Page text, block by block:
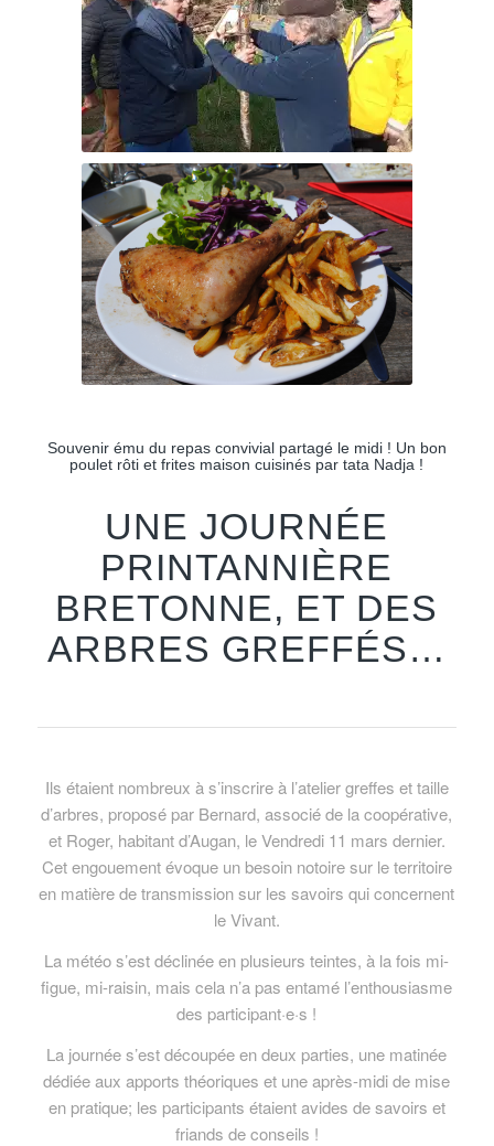
Souvenir ému du repas convivial partagé le midi ! Un bon
poulet rôti et frites maison cuisinés par tata Nadja !
UNE JOURNÉE
PRINTANNIÈRE
BRETONNE, ET DES
ARBRES GREFFÉS…
Ils étaient nombreux à s’inscrire à l’atelier greffes et taille
d’arbres, proposé par Bernard, associé de la coopérative,
et Roger, habitant d’Augan, le Vendredi 11 mars dernier.
Cet engouement évoque un besoin notoire sur le territoire
en matière de transmission sur les savoirs qui concernent
le Vivant.
La météo s’est déclinée en plusieurs teintes, à la fois mi-
figue, mi-raisin, mais cela n’a pas entamé l’enthousiasme
des participant·e·s !
La journée s’est découpée en deux parties, une matinée
dédiée aux apports théoriques et une après-midi de mise
en pratique; les participants étaient avides de savoirs et
friands de conseils !